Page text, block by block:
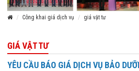
Công khai giá dịch vụ
giá vật tư
GIÁ VẬT TƯ
YÊU CẦU BÁO GIÁ DỊCH VỤ BẢO